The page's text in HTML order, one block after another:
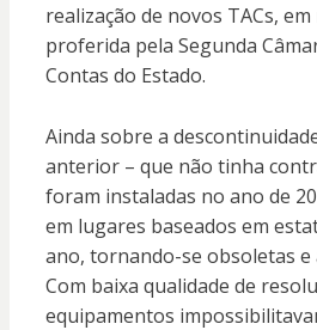
realização de novos TACs,
proferida pela Segunda
Contas do Estado.
Ainda sobre a
anterior – que não tinha
foram instaladas no ano de
em lugares baseados em
ano, tornando-se obsoletas e
Com baixa qualidade de
equipamentos